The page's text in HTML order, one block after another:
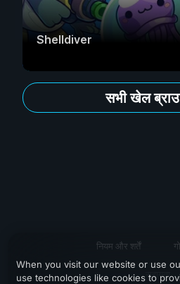
Shelldiver
सभी खेल
नियम और शर्तें
सहायता
When you visit our website or use
use technologies like cookies to